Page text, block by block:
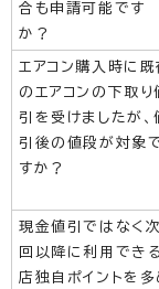
合も申請可能です
か？
エアコン購入時に既
のエアコンの下取り
引を受けましたが、
引後の値段が対象
すか？
現金値引ではなく次
回以降に利用できる
店独自ポイントを多